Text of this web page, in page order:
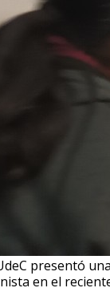
presentó
en el